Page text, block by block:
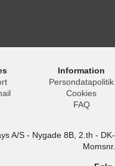
Information
Persondatapolitik
Cookies
FAQ
A/S- Nygade 8B, 2.th -